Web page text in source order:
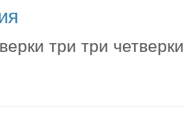
три три четверки